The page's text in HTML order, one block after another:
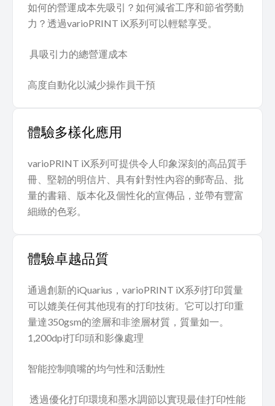
如何的營運成本先吸引？如何減省工序和節省勞動
力？透過varioPRINT iX系列可以輕鬆享受。
具吸引力的總營運成本
高度自動化以減少操作員干預
體驗多樣化應用
varioPRINT iX系列可提供令人印象深刻的高品質手
冊、堅韌的明信片、具有針對性內容的郵寄品、批
量的書籍、版本化及個性化的宣傳品，並帶有豐富
細緻的色彩。
體驗卓越品質
通過創新的iQuarius，varioPRINT iX系列打印質量
可以媲美任何其他現有的打印技術。它可以打印重
量達350gsm的塗層和非塗層材質，質量如一。
1,200dpi打印頭和影像處理
智能控制噴嘴的均勻性和活動性
透過優化打印環境和墨水調節以實現最佳打印性能